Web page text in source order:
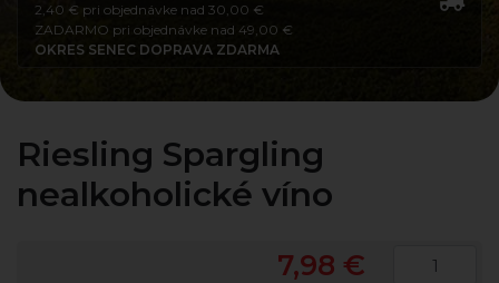
2,40 € pri objednávke nad 30,00 €
ZADARMO pri objednávke nad 49,00 €
OKRES SENEC DOPRAVA ZDARMA
Riesling Spargling
nealkoholické víno
7,98 €